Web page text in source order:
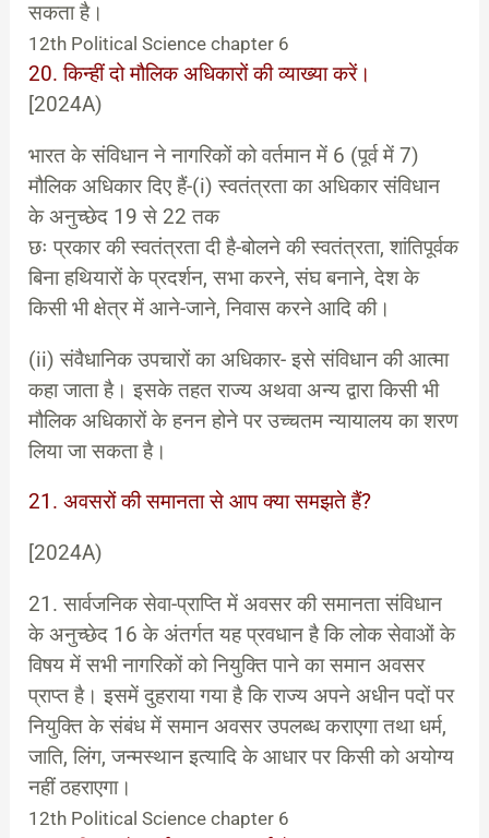
सकता है।
12th Political Science chapter 6
20. किन्हीं दो मौलिक अधिकारों की व्याख्या करें।
[2024A)
भारत के संविधान ने नागरिकों को वर्तमान में 6 (पूर्व में 7)
मौलिक अधिकार दिए हैं-(i) स्वतंत्रता का अधिकार संविधान
के अनुच्छेद 19 से 22 तक
छः प्रकार की स्वतंत्रता दी है-बोलने की स्वतंत्रता, शांतिपूर्वक
बिना हथियारों के प्रदर्शन, सभा करने, संघ बनाने, देश के
किसी भी क्षेत्र में आने-जाने, निवास करने आदि की।
(ii) संवैधानिक उपचारों का अधिकार- इसे संविधान की आत्मा
कहा जाता है। इसके तहत राज्य अथवा अन्य द्वारा किसी भी
मौलिक अधिकारों के हनन होने पर उच्चतम न्यायालय का शरण
लिया जा सकता है।
21. अवसरों की समानता से आप क्या समझते हैं?
[2024A)
21. सार्वजनिक सेवा-प्राप्ति में अवसर की समानता संविधान
के अनुच्छेद 16 के अंतर्गत यह प्रवधान है कि लोक सेवाओं के
विषय में सभी नागरिकों को नियुक्ति पाने का समान अवसर
प्राप्त है। इसमें दुहराया गया है कि राज्य अपने अधीन पदों पर
नियुक्ति के संबंध में समान अवसर उपलब्ध कराएगा तथा धर्म,
जाति, लिंग, जन्मस्थान इत्यादि के आधार पर किसी को अयोग्य
नहीं ठहराएगा।
12th Political Science chapter 6